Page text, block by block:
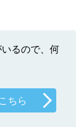
るので、何
ちら